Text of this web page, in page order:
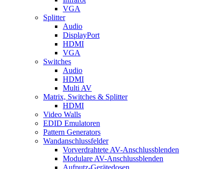
VGA
Splitter
Audio
DisplayPort
HDMI
VGA
Switches
Audio
HDMI
Multi AV
Matrix, Switches & Splitter
HDMI
Video Walls
EDID Emulatoren
Pattern Generators
Wandanschlussfelder
Vorverdrahtete AV-Anschlussblenden
Modulare AV-Anschlussblenden
Aufputz-Gerätedosen